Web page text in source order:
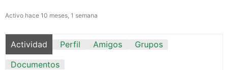
Activo hace 10 meses, 1 semana
Actividad Perfil Amigos
Grupos
Documentos